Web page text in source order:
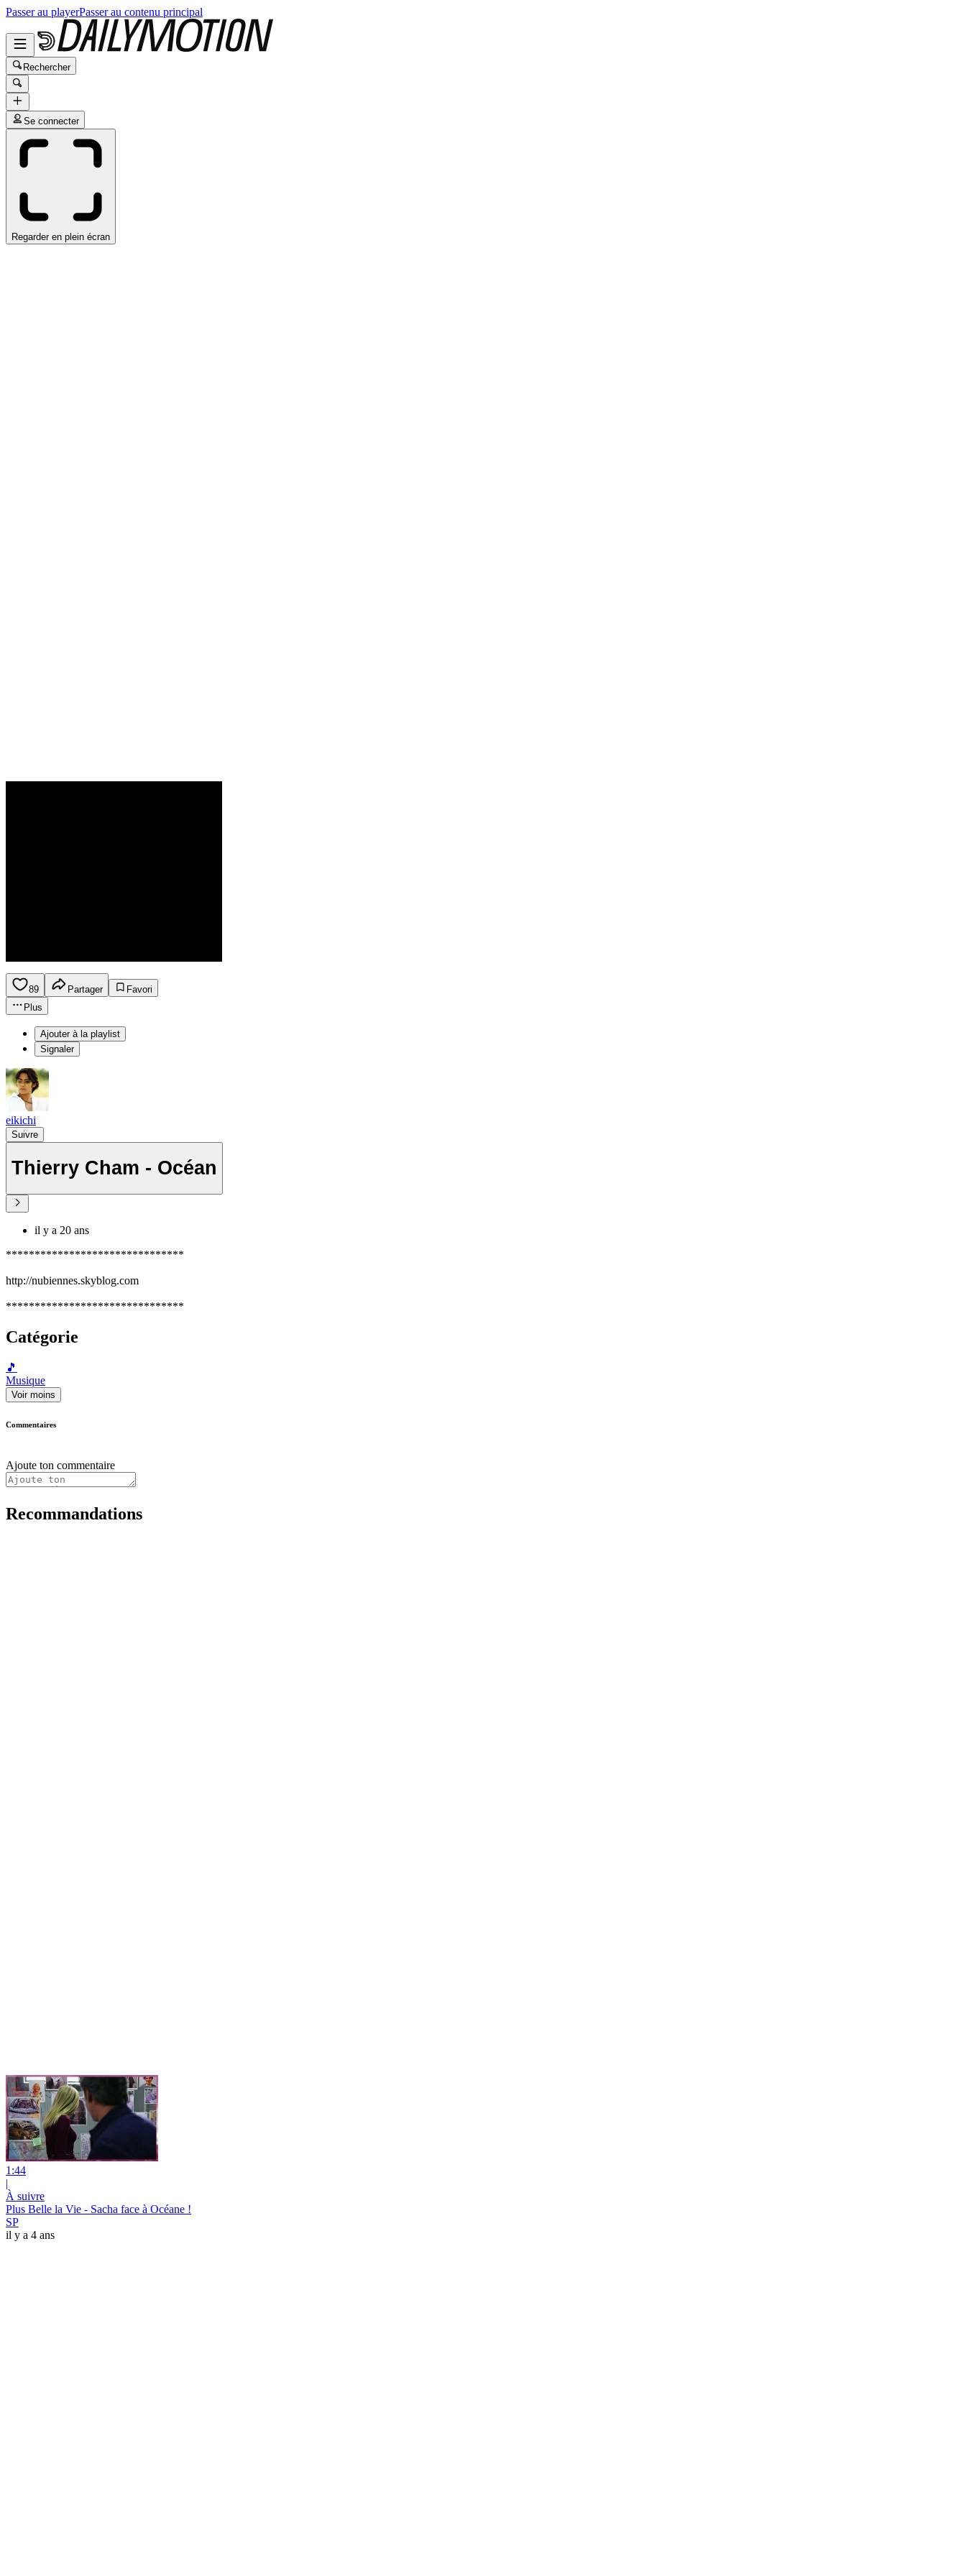
Passer au playerPasser au contenu principal
Rechercher
Se connecter
Regarder en plein écran
89 Partager
Favori
Plus
Ajouter à la playlist
Signaler
eikichi
Suivre
Thierry Cham - Océan
il y a 20 ans
*******************************
http://nubiennes.skyblog.com
*******************************
Catégorie
🎵
Musique
Voir moins
Commentaires
Ajoute ton commentaire
Recommandations
1:44
|
À suivre
Plus Belle la Vie - Sacha face à Océane !
SP
il y a 4 ans